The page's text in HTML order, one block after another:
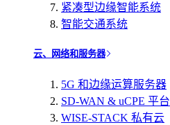
紧凑型边缘智能系统
智能交通系统
云、网络和服务器
5G 和边缘运算服务器
SD-WAN & uCPE 平台
WISE-STACK 私有云